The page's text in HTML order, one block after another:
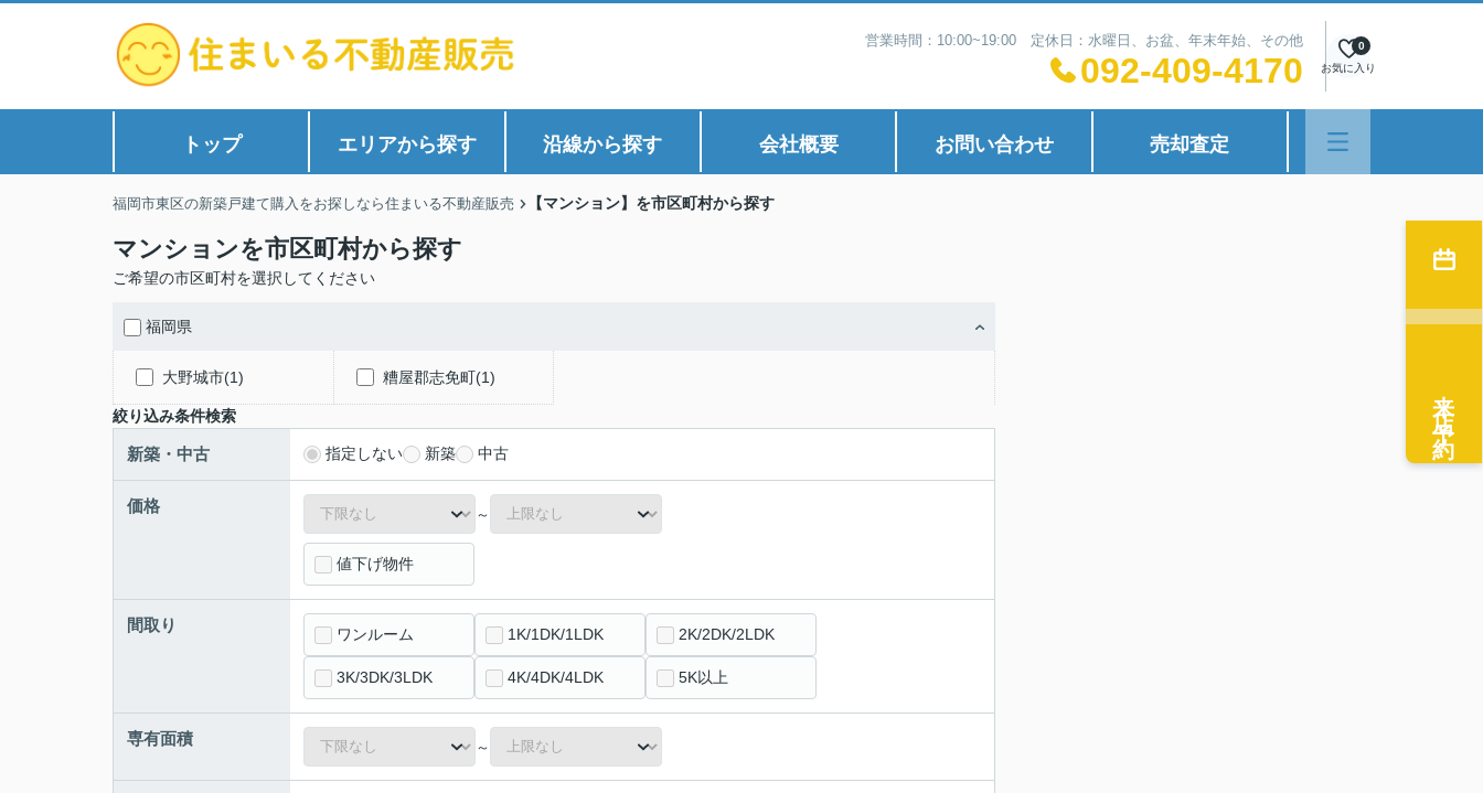
営業時間：10:00~19:00 定休日：水曜日、お盆、年末年始、その他
092-409-4170 お気に入り
0
トップ エリアから探す 沿線から探す 会社概要 お問い合わせ 売却査定
福岡市東区の新築戸建て購入をお探しなら住まいる不動産販売 【マンション】を市区町村から探す
マンションを市区町村から探す
ご希望の市区町村を選択してください
福岡県
大野城市(1) 糟屋郡志免町(1)
絞り込み条件検索
新築・中古 指定しない 新築 中古
価格 ～
値下げ物件
間取り ワンルーム 1K/1DK/1LDK 2K/2DK/2LDK
3K/3DK/3LDK 4K/4DK/4LDK 5K以上
専有面積 ～
来店予約